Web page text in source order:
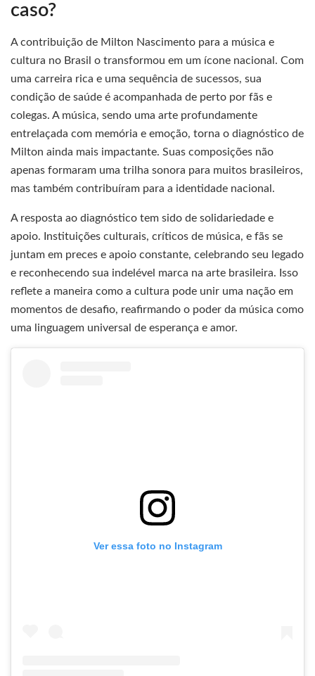
caso?
A contribuição de Milton Nascimento para a música e
cultura no Brasil o transformou em um ícone nacional. Com
uma carreira rica e uma sequência de sucessos, sua
condição de saúde é acompanhada de perto por fãs e
colegas. A música, sendo uma arte profundamente
entrelaçada com memória e emoção, torna o diagnóstico de
Milton ainda mais impactante. Suas composições não
apenas formaram uma trilha sonora para muitos brasileiros,
mas também contribuíram para a identidade nacional.
A resposta ao diagnóstico tem sido de solidariedade e
apoio. Instituições culturais, críticos de música, e fãs se
juntam em preces e apoio constante, celebrando seu legado
e reconhecendo sua indelével marca na arte brasileira. Isso
reflete a maneira como a cultura pode unir uma nação em
momentos de desafio, reafirmando o poder da música como
uma linguagem universal de esperança e amor.
Ver essa foto no Instagram